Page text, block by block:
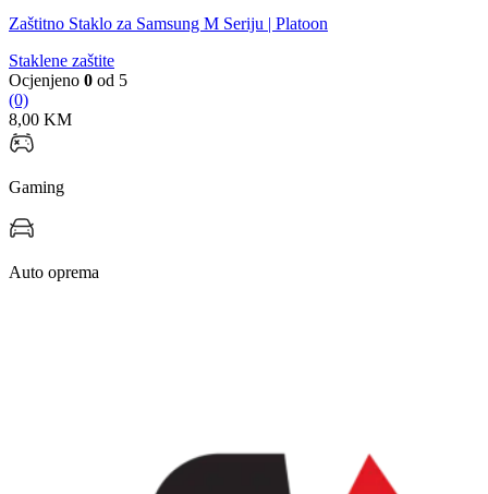
Zaštitno Staklo za Samsung M Seriju | Platoon
Staklene zaštite
Ocjenjeno 0 od 5
(0)
8,00 KM
Gaming
Auto oprema